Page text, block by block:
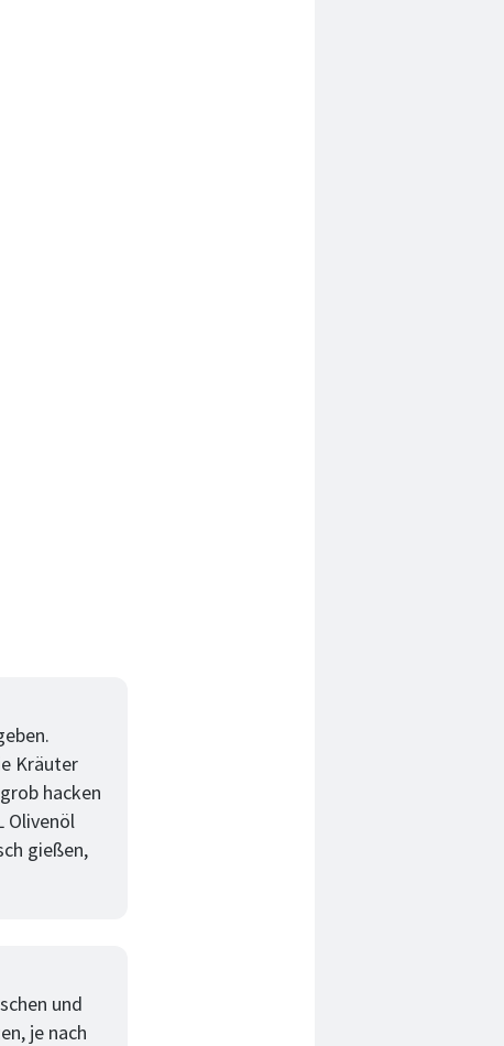
Kräuter
hacken
Olivenöl
gießen,
und
je nach